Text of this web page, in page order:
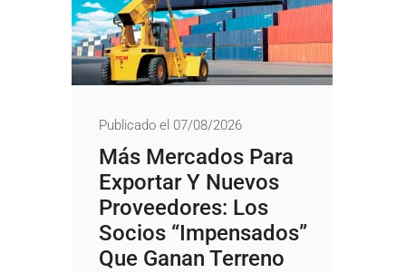
Publicado el 07/08/2026
Más Mercados Para
Exportar Y Nuevos
Proveedores: Los
Socios “impensados”
Que Ganan Terreno